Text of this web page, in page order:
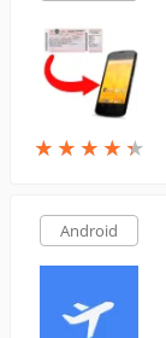
★ ★ ★ ★ ★
★ ★ ★ ★ ★
Android